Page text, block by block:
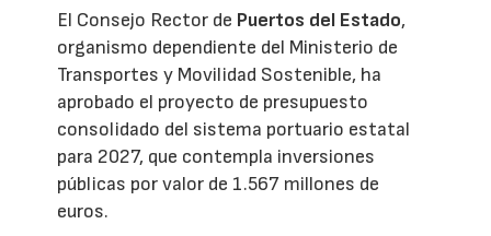
El Consejo Rector de Puertos del Estado,
organismo dependiente del Ministerio de
Transportes y Movilidad Sostenible, ha
aprobado el proyecto de presupuesto
consolidado del sistema portuario estatal
para 2027, que contempla inversiones
públicas por valor de 1.567 millones de
euros.